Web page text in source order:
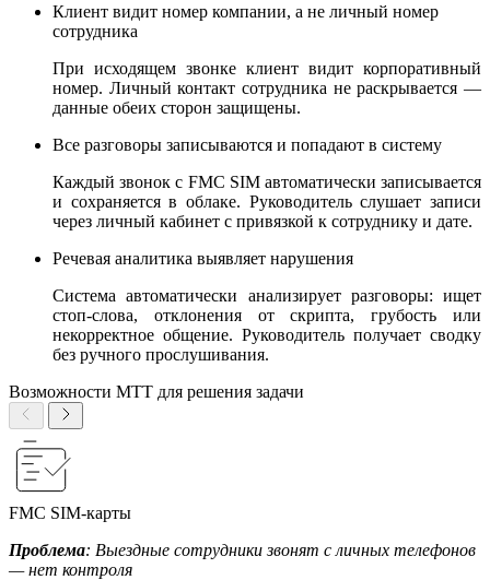
Клиент видит номер компании, а не личный номер
сотрудника
При исходящем звонке клиент видит корпоративный
номер. Личный контакт сотрудника не раскрывается —
данные обеих сторон защищены.
Все разговоры записываются и попадают в систему
Каждый звонок с FMC SIM автоматически записывается
и сохраняется в облаке. Руководитель слушает записи
через личный кабинет с привязкой к сотруднику и дате.
Речевая аналитика выявляет нарушения
Система автоматически анализирует разговоры: ищет
стоп-слова, отклонения от скрипта, грубость или
некорректное общение. Руководитель получает сводку
без ручного прослушивания.
Возможности МТТ для решения задачи
FMC SIM-карты
Проблема: Выездные сотрудники звонят с личных телефонов
— нет контроля